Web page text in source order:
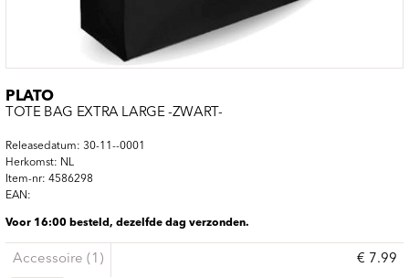
PLATO
TOTE BAG EXTRA LARGE -ZWART-
Releasedatum: 30-11--0001
Herkomst: NL
Item-nr: 4586298
EAN:
Voor 16:00 besteld, dezelfde dag verzonden.
Accessoire (1) € 7.99